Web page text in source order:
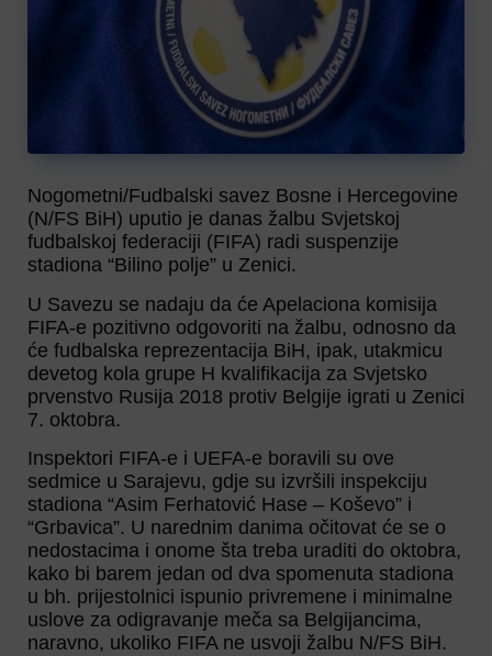
Nogometni/Fudbalski savez Bosne i Hercegovine
(N/FS BiH) uputio je danas žalbu Svjetskoj
fudbalskoj federaciji (FIFA) radi suspenzije
stadiona “Bilino polje” u Zenici.
U Savezu se nadaju da će Apelaciona komisija
FIFA-e pozitivno odgovoriti na žalbu, odnosno da
će fudbalska reprezentacija BiH, ipak, utakmicu
devetog kola grupe H kvalifikacija za Svjetsko
prvenstvo Rusija 2018 protiv Belgije igrati u Zenici
7. oktobra.
Inspektori FIFA-e i UEFA-e boravili su ove
sedmice u Sarajevu, gdje su izvršili inspekciju
stadiona “Asim Ferhatović Hase – Koševo” i
“Grbavica”. U narednim danima očitovat će se o
nedostacima i onome šta treba uraditi do oktobra,
kako bi barem jedan od dva spomenuta stadiona
u bh. prijestolnici ispunio privremene i minimalne
uslove za odigravanje meča sa Belgijancima,
naravno, ukoliko FIFA ne usvoji žalbu N/FS BiH.